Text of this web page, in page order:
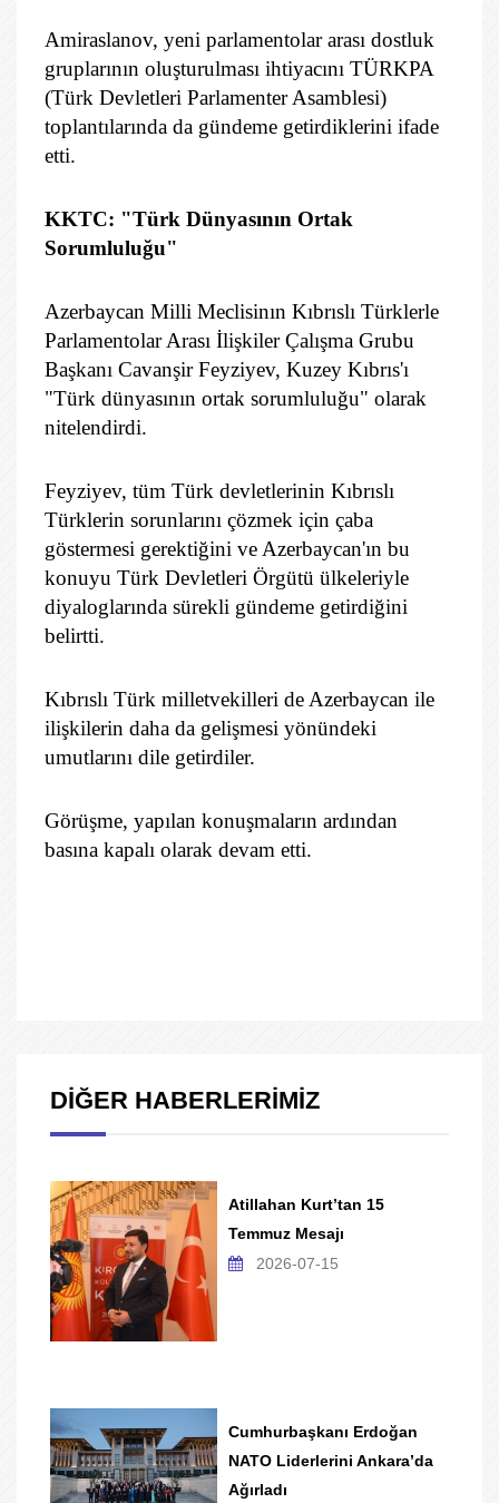
Amiraslanov, yeni parlamentolar arası dostluk
gruplarının oluşturulması ihtiyacını TÜRKPA
(Türk Devletleri Parlamenter Asamblesi)
toplantılarında da gündeme getirdiklerini ifade
etti.
KKTC: "Türk Dünyasının Ortak
Sorumluluğu"
Azerbaycan Milli Meclisinın Kıbrıslı Türklerle
Parlamentolar Arası İlişkiler Çalışma Grubu
Başkanı Cavanşir Feyziyev, Kuzey Kıbrıs'ı
"Türk dünyasının ortak sorumluluğu" olarak
nitelendirdi.
Feyziyev, tüm Türk devletlerinin Kıbrıslı
Türklerin sorunlarını çözmek için çaba
göstermesi gerektiğini ve Azerbaycan'ın bu
konuyu Türk Devletleri Örgütü ülkeleriyle
diyaloglarında sürekli gündeme getirdiğini
belirtti.
Kıbrıslı Türk milletvekilleri de Azerbaycan ile
ilişkilerin daha da gelişmesi yönündeki
umutlarını dile getirdiler.
Görüşme, yapılan konuşmaların ardından
basına kapalı olarak devam etti.
DİĞER HABERLERİMİZ
Atillahan Kurt’tan 15
Temmuz Mesajı
2026-07-15
Cumhurbaşkanı Erdoğan
NATO Liderlerini Ankara’da
Ağırladı